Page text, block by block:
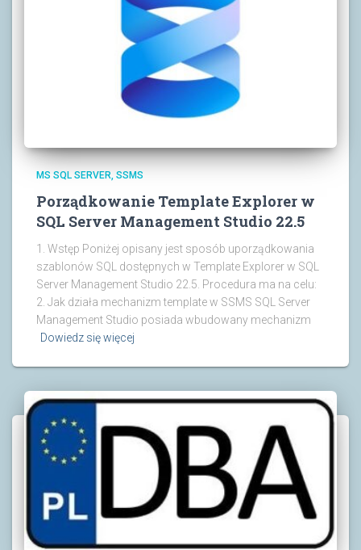
MS SQL SERVER SSMS
Porządkowanie Template Explorer w
SQL Server Management Studio 22.5
1. Wstęp Poniżej opisany jest sposób uporządkowania
szablonów SQL dostępnych w Template Explorer w SQL
Server Management Studio 22.5. Procedura ma na celu:
2. Jak działa mechanizm template w SSMS SQL Server
Management Studio posiada wbudowany mechanizm
Dowiedz się więcej